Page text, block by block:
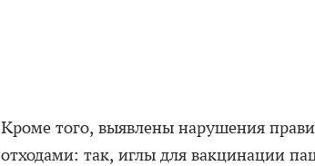
Кроме того, выявлены нарушения
отходами: так, иглы для вакцинации